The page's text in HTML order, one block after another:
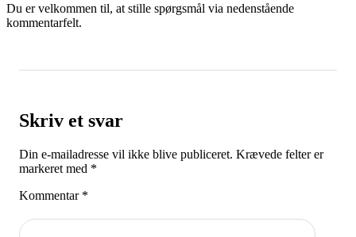
Du er velkommen til, at stille spørgsmål via nedenstående
kommentarfelt.
Skriv et svar
Din e-mailadresse vil ikke blive publiceret. Krævede felter er
markeret med *
Kommentar *